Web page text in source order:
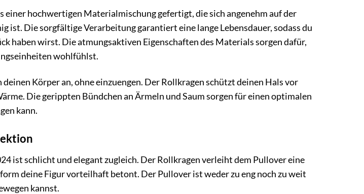
einer hochwertigen Materialmischung gefertigt, die sich angenehm auf der
ist. Die sorgfältige Verarbeitung garantiert eine lange Lebensdauer, sodass du
haben wirst. Die atmungsaktiven Eigenschaften des Materials sorgen dafür,
wohlfühlst.
Körper an, ohne einzuengen. Der Rollkragen schützt deinen Hals vor
Die gerippten Bündchen an Ärmeln und Saum sorgen für einen optimalen
kann.
ist schlicht und elegant zugleich. Der Rollkragen verleiht dem Pullover eine
deine Figur vorteilhaft betont. Der Pullover ist weder zu eng noch zu weit
kannst.